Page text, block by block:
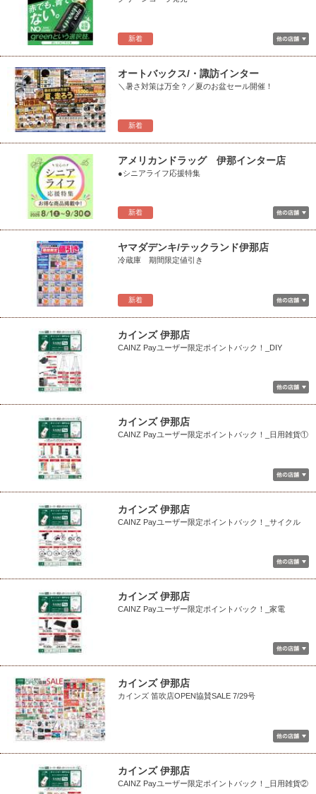
新着
新着
オートバックス/・諏訪インター
＼暑さ対策は万全？／夏のお盆セール開催！
新着
アメリカンドラッグ 伊那インター店
●シニアライフ応援特集
新着
ヤマダデンキ/テックランド伊那店
冷蔵庫 期間限定値引き
カインズ 伊那店
CAINZ Payユーザー限定ポイントバック！_DIY
カインズ 伊那店
CAINZ Payユーザー限定ポイントバック！_日用雑貨①
カインズ 伊那店
CAINZ Payユーザー限定ポイントバック！_サイクル
カインズ 伊那店
CAINZ Payユーザー限定ポイントバック！_家電
カインズ 伊那店
カインズ 笛吹店OPEN協賛SALE 7/29号
カインズ 伊那店
CAINZ Payユーザー限定ポイントバック！_日用雑貨②